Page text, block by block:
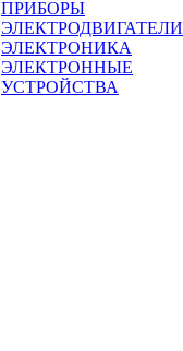
ПРИБОРЫ
ЭЛЕКТРОДВИГАТЕЛИ
ЭЛЕКТРОНИКА
ЭЛЕКТРОННЫЕ
УСТРОЙСТВА